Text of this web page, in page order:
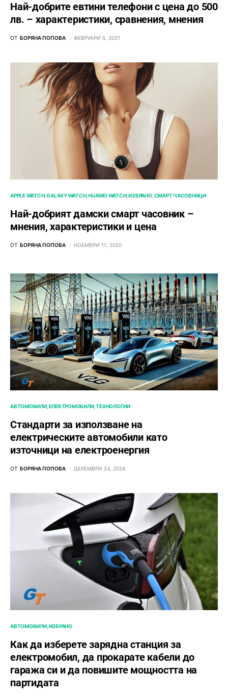
Най-добрите евтини телефони с ценa до 500
лв. – характeристики, сравнения, мнения
ОТ БОРЯНА ПОПОВА ФЕВРУАРИ 5, 2021
APPLE WATCH GALAXY WATCH HUAWEI WATCH ИЗБРАНО СМАРТ ЧАСОВНИЦИ
Най-добрият дамски смарт часовник –
мнения, характеристики и цена
ОТ БОРЯНА ПОПОВА НОЕМВРИ 11, 2020
АВТОМОБИЛИ ЕЛЕКТРОМОБИЛИ ТЕХНОЛОГИИ
Стандарти за използване на
електрическите автомобили като
източници на електроенергия
ОТ БОРЯНА ПОПОВА ДЕКЕМВРИ 24, 2024
АВТОМОБИЛИ ИЗБРАНО
Как да изберете зарядна станция за
електромобил, да прокарате кабели до
гаража си и да повишите мощността на
партидата